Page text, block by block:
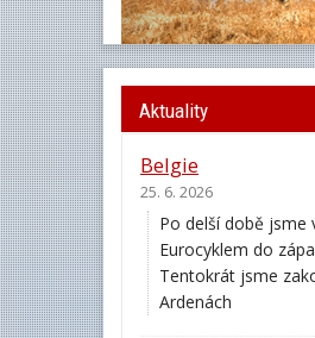
Aktuality
Belgie
25. 6. 2026
Po delší době jsme
Eurocyklem do
Tentokrát jsme
Ardenách